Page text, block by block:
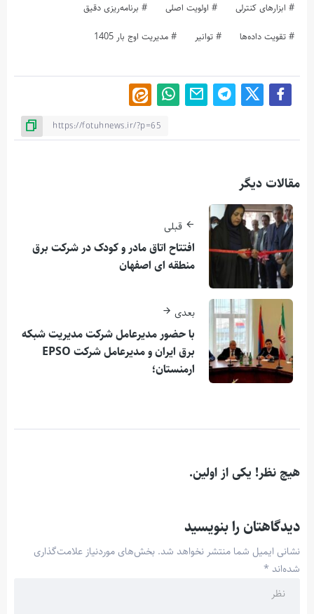
ابزارهای كنترلی اولویت اصلی برنامه‌ریزی دقیق
تقویت داده‌ها توانیر مدیریت اوج بار 1405
مقالات دیگر
قبلی
افتتاح اتاق مادر و کودک در شرکت برق
منطقه ای اصفهان
بعدی
با حضور مدیرعامل شرکت مدیریت شبکه
برق ایران و مدیرعامل شرکت EPSO
ارمنستان؛
هیچ نظر! یکی از اولین.
دیدگاهتان را بنویسید
نشانی ایمیل شما منتشر نخواهد شد. بخش‌های موردنیاز علامت‌گذاری
شده‌اند *